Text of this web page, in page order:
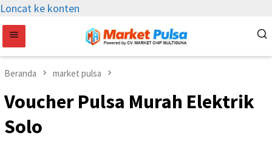
Loncat ke konten
Beranda market pulsa
Voucher Pulsa Murah Elektrik
Solo